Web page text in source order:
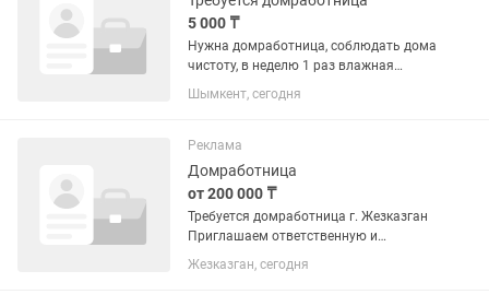
5 000 ₸
Нужна домработница, соблюдать дома
чистоту, в неделю 1 раз влажная
уборка, готовить завтрак обед ужин .
Можно с проживанием От 25 лет и
Шымкент, сегодня
Реклама
Домработница
от 200 000 ₸
Требуется домработница г. Жезказган
Приглашаем ответственную и
хозяйственную женщину! Условия: •
Женщина от 40 лет • Оклад: 200 000–
Жезказган, сегодня